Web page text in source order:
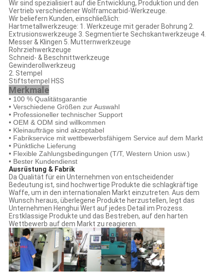
Wir sind spezialisiert auf die Entwicklung, Produktion und den
Vertrieb verschiedener Wolframcarbid-Werkzeuge.
Wir beliefern Kunden, einschließlich:
Hartmetallwerkzeuge: 1. Werkzeuge mit gerader Bohrung 2.
Extrusionswerkzeuge 3. Segmentierte Sechskantwerkzeuge 4.
Messer & Klingen 5. Mutternwerkzeuge
Rohrziehwerkzeuge
Schneid- & Beschnittwerkzeuge
Gewinderollwerkzeug
2. Stempel
Stiftstempel HSS
Merkmale
• 100 % Qualitätsgarantie
• Verschiedene Größen zur Auswahl
• Professioneller technischer Support
• OEM & ODM sind willkommen
• Kleinaufträge sind akzeptabel
• Fabrikservice mit wettbewerbsfähigem Service auf dem Markt
• Pünktliche Lieferung
• Flexible Zahlungsbedingungen (T/T, Western Union usw.)
• Bester Kundendienst
Ausrüstung & Fabrik
Da Qualität für ein Unternehmen von entscheidender
Bedeutung ist, sind hochwertige Produkte die schlagkräftige
Waffe, um in den internationalen Markt einzutreten. Aus dem
Wunsch heraus, überlegene Produkte herzustellen, legt das
Unternehmen Henghui Wert auf jedes Detail im Prozess.
Erstklassige Produkte und das Bestreben, auf den harten
Wettbewerb auf dem Markt zu reagieren.